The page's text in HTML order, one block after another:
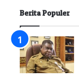
Berita Populer